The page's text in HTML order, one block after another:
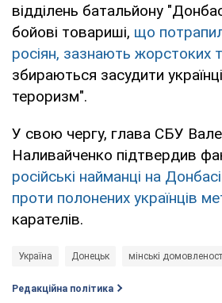
відділень батальйону
бойові товариші, що
росіян, зазнають жорстоких
збираються засудити
тероризм".
У свою чергу, глава СБУ
Наливайченко підтвердив
російські найманці на
проти полонених українців
карателів.
Україна Донецьк мінські
Редакційна політика